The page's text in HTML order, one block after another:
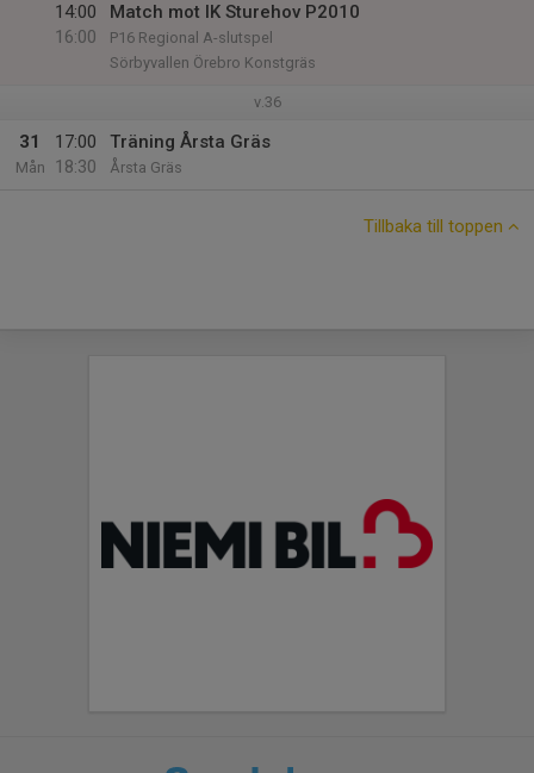
14:00
16:00
Match mot IK Sturehov P2010
P16 Regional A-slutspel
Sörbyvallen Örebro Konstgräs
v.36
31
Mån
17:00
18:30
Träning Årsta Gräs
Årsta Gräs
Tillbaka till toppen